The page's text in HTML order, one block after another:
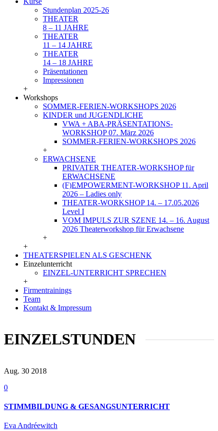
Stundenplan 2025-26
THEATER
8 – 11 JAHRE
THEATER
11 – 14 JAHRE
THEATER
14 – 18 JAHRE
Präsentationen
Impressionen
+
Workshops
SOMMER-FERIEN-WORKSHOPS 2026
KINDER und JUGENDLICHE
VWA + ABA-PRÄSENTATIONS-
WORKSHOP 07. März 2026
SOMMER-FERIEN-WORKSHOPS 2026
+
ERWACHSENE
PRIVATER THEATER-WORKSHOP für
ERWACHSENE
(F)EMPOWERMENT-WORKSHOP 11. April
2026 – Ladies only
THEATER-WORKSHOP 14. – 17.05.2026
Level I
VOM IMPULS ZUR SZENE 14. – 16. August
2026 Theaterworkshop für Erwachsene
+
+
THEATERSPIELEN ALS GESCHENK
Einzelunterricht
EINZEL-UNTERRICHT SPRECHEN
+
Firmentrainings
Team
Kontakt & Impressum
EINZELSTUNDEN
Aug. 30 2018
0
STIMMBILDUNG & GESANGSUNTERRICHT
Eva Andréewitch